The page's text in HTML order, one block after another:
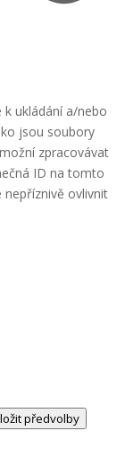
ukládání a/nebo
jsou soubory
zpracovávat
ID na tomto
ovlivnit
předvolby